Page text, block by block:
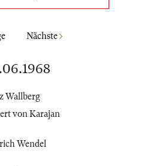
Nächste
Wallberg
von Karajan
Wendel